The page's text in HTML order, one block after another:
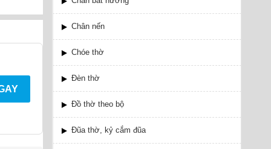
Chân nến
Chóe thờ
Đèn thờ
Đồ thờ theo bộ
Đũa thờ, kỷ cắm đũa